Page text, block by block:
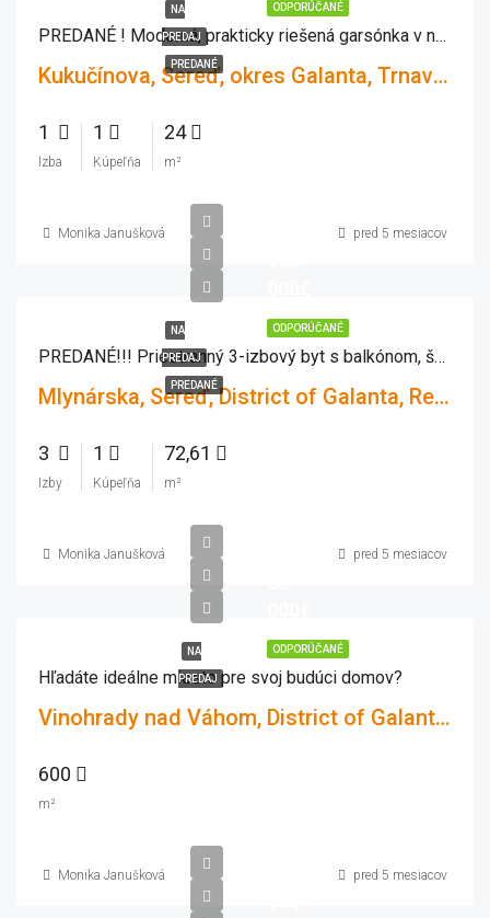
ODPORÚČANÉ
NA
PREDAJ
PREDANÉ
PREDANÉ ! Moderná, prakticky riešená garsónka v novostavbe MEANDER Sereď
Kukučínova, Sereď, okres Galanta, Trnavský kraj, Západné Slovensko, 926 01, Slovensko
1
Izba
1
Kúpeľňa
24
m²
Monika Janušková pred 5 mesiacov
ODPORÚČANÉ
NA
PREDAJ
PREDANÉ
PREDANÉ!!! Priestranný 3-izbový byt s balkónom, šatníkom a krásnym výhľadom – Sereď, Mlynárska
Mlynárska, Sereď, District of Galanta, Region of Trnava, Western Slovakia, 926 01, Slovakia
3
Izby
1
Kúpeľňa
72,61
m²
Monika Janušková pred 5 mesiacov
ODPORÚČANÉ
NA
PREDAJ
Hľadáte ideálne miesto pre svoj budúci domov?
Vinohrady nad Váhom, District of Galanta, Region of Trnava, Western Slovakia, 925 55, Slovakia
600
m²
Monika Janušková pred 5 mesiacov